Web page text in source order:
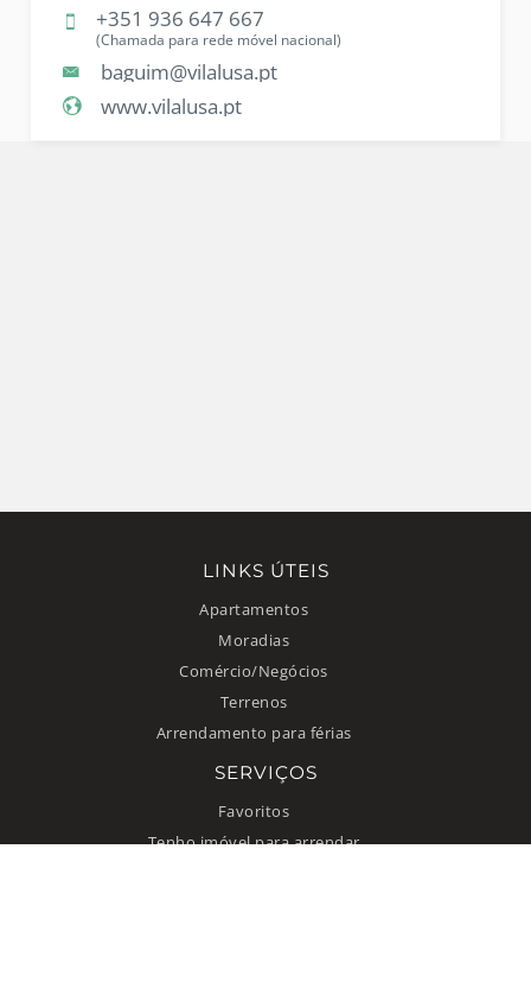
+351 936 647 667
(Chamada para rede móvel nacional)
baguim@vilalusa.pt
www.vilalusa.pt
LINKS ÚTEIS
Apartamentos
Moradias
Comércio/Negócios
Terrenos
Arrendamento para férias
SERVIÇOS
Favoritos
Tenho imóvel para arrendar